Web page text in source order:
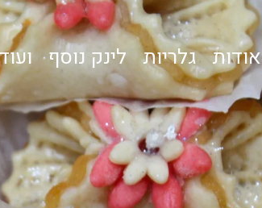
אודות גלריות לינק נוסף